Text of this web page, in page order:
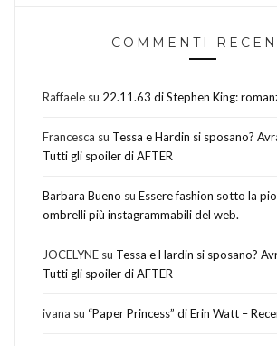
COMMENTI
Raffaele su 22.11.63 di Stephen King:
Francesca su Tessa e Hardin si sposano?
Tutti gli spoiler di AFTER
Barbara Bueno su Essere fashion sotto la
ombrelli più instagrammabili del web.
JOCELYNE su Tessa e Hardin si sposano?
Tutti gli spoiler di AFTER
ivana su “Paper Princess” di Erin Watt –